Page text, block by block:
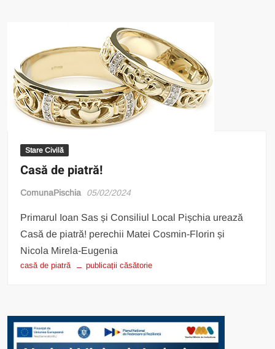
Stare Civilă
Casă de piatră!
ComunaPischia 05/02/2024
Primarul Ioan Sas și Consiliul Local Pișchia urează
Casă de piatră! perechii Matei Cosmin-Florin și
Nicola Mirela-Eugenia
casă de piatră publicații căsătorie